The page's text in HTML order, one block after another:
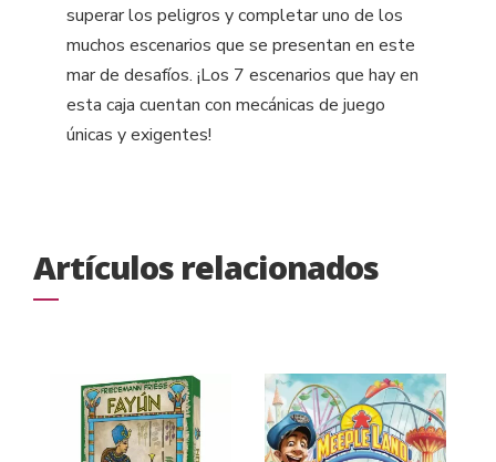
superar los peligros y completar uno de los
muchos escenarios que se presentan en este
mar de desafíos. ¡Los 7 escenarios que hay en
esta caja cuentan con mecánicas de juego
únicas y exigentes!
Artículos relacionados